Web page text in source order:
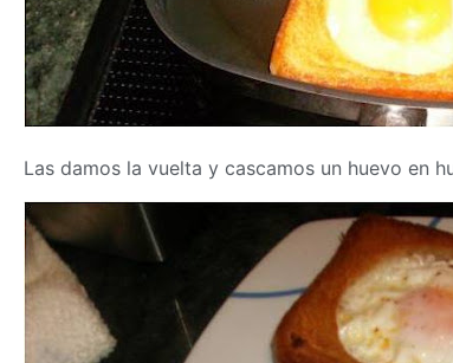
Las damos la vuelta y cascamos un huevo en